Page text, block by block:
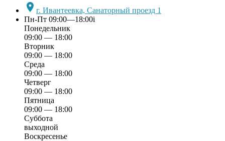
 г. Ивантеевка, Санаторный проезд 1
Пн-Пт 09:00—18:00i
Понедельник
09:00 — 18:00
Вторник
09:00 — 18:00
Среда
09:00 — 18:00
Четверг
09:00 — 18:00
Пятница
09:00 — 18:00
Суббота
выходной
Воскресенье